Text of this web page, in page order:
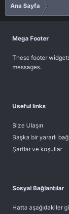
Ana Sayfa
Mega Footer
These footer
messages.
Useful links
Bize Ulaşın
Başka bir yararlı
Şartlar ve koşullar
Sosyal Bağlantılar
Hatta aşağıdakiler